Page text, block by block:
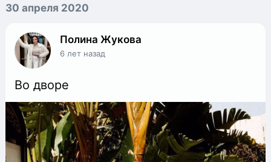
30 апреля 2020
Полина Жукова
6 лет назад
Во дворе